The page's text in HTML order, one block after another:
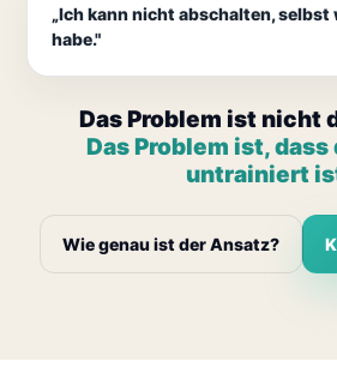
„Ich kann nicht abschalten, selbst
habe."
Das Problem ist nicht
Das Problem ist,
untrainiert
Wie genau ist der Ansatz?